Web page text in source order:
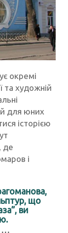
окремі
та художній
для юних
історією
де
і
що
ви